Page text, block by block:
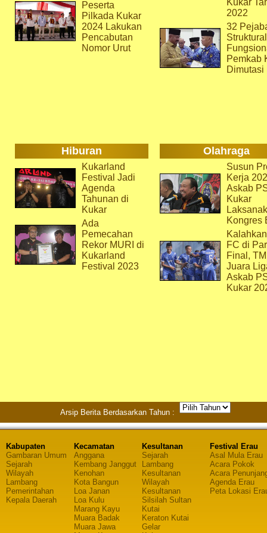
Peserta
Pilkada Kukar
2024 Lakukan
Pencabutan
Nomor Urut
Kukar
2022
32
Pemkab
Dimutasi
Hiburan Olahraga
Kukarland
Festival Jadi
Agenda
Tahunan di
Kukar
Ada
Pemecahan
Rekor MURI di
Kukarland
Festival 2023
Susun
Kerja
Askab
Kukar
Kongres
FC di
Final,
Juara
Askab
Kukar
Arsip Berita Berdasarkan Tahun :
Kabupaten
Gambaran Umum
Sejarah
Wilayah
Lambang
Pemerintahan
Kepala Daerah
Kecamatan
Anggana
Kembang Janggut
Kenohan
Kota Bangun
Loa Janan
Loa Kulu
Marang Kayu
Muara Badak
Muara Jawa
Kesultanan
Sejarah
Lambang
Kesultanan
Wilayah
Kesultanan
Silsilah Sultan
Kutai
Keraton Kutai
Gelar
Festival Erau
Asal Mula Erau
Acara Pokok
Acara
Agenda Erau
Peta Lokasi